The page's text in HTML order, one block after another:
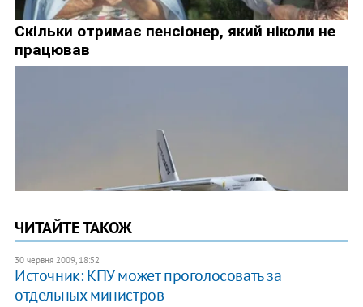
ЧИТАЙТЕ ТАКОЖ
30 червня 2009, 18:52
Источник: КПУ может проголосовать за
отдельных министров